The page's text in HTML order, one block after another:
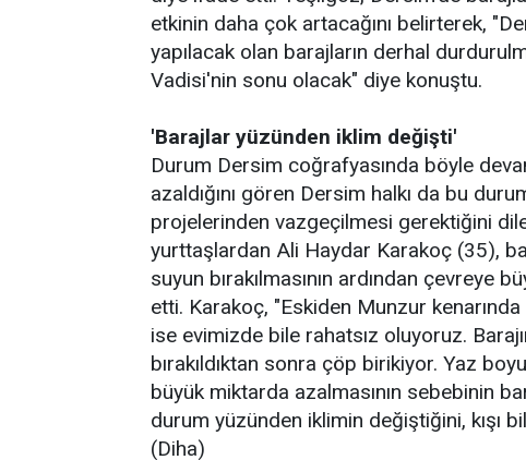
etkinin daha çok artacağını belirterek,
yapılacak olan barajların derhal
Vadisi'nin sonu olacak" diye konuştu.
'Barajlar yüzünden iklim değişti'
Durum Dersim coğrafyasında böyle
azaldığını gören Dersim halkı da bu
projelerinden vazgeçilmesi gerektiğini
yurttaşlardan Ali Haydar Karakoç (35),
suyun bırakılmasının ardından
etti. Karakoç, "Eskiden Munzur
ise evimizde bile rahatsız oluyoruz.
bırakıldıktan sonra çöp birikiyor. Yaz
büyük miktarda azalmasının sebebinin
durum yüzünden iklimin değiştiğini, kışı
(Diha)